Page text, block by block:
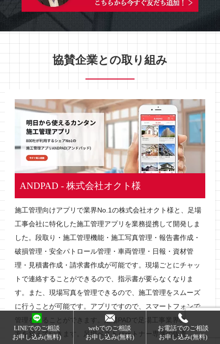
協賛企業との取り組み
ANDPAD - 株式会社オクト様
施工管理向けアプリで業界No.1の株式会社オクト様と、足場
工事会社に特化した施工管理アプリを業務提携して開発しま
した。段取り・施工管理機能・施工写真管理・報告書作成・
破損管理・安全パトロール管理・車両管理・日報・資材管
理・見積書作成・請求書作成が可能です。現場ごとにチャッ
トで連絡することができるので、指示書が要らなくなりま
す。また、現場写真を管理できるので、施工管理をスムーズ
に行うことが可能です。アプリですので、スマートフォンで
管理をすることができます。足場PADで足場工事業界の働き
方を変えていきます。足場ベストパートナー専属の販売権契
LINEでのご相談
お申し込み(無料)
webでのご相談
お申し込み(無料)
お電話でのご相談
お申し込み(無料)